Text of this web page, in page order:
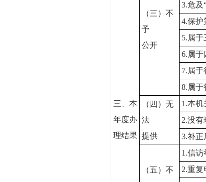
三、本
年度办
理结果
（三）不
予
公开
3.危及
4.保护
5.属于
6.属于
7.属于
8.属于
（四）无
法
提供
1.本机
2.没
3.补正
（五）不
1.信
2.重复